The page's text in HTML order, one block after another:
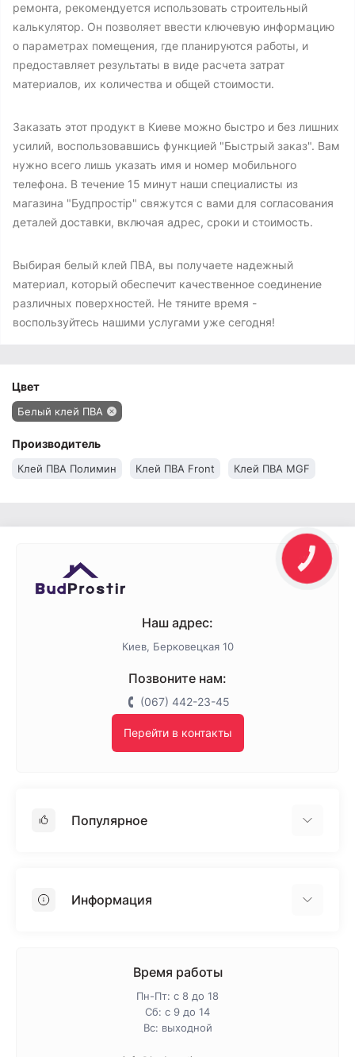
ремонта, рекомендуется использовать строительный
калькулятор. Он позволяет ввести ключевую информацию
о параметрах помещения, где планируются работы, и
предоставляет результаты в виде расчета затрат
материалов, их количества и общей стоимости.
Заказать этот продукт в Киеве можно быстро и без лишних
усилий, воспользовавшись функцией "Быстрый заказ". Вам
нужно всего лишь указать имя и номер мобильного
телефона. В течение 15 минут наши специалисты из
магазина "Будпростір" свяжутся с вами для согласования
деталей доставки, включая адрес, сроки и стоимость.
Выбирая белый клей ПВА, вы получаете надежный
материал, который обеспечит качественное соединение
различных поверхностей. Не тяните время -
воспользуйтесь нашими услугами уже сегодня!
Цвет
Белый клей ПВА
Производитель
Клей ПВА Полимин Клей ПВА Front Клей ПВА MGF
Наш адрес:
Киев, Берковецкая 10
Позвоните нам:
(067) 442-23-45
Перейти в контакты
Популярное
ПенопластИнформация
Политика конфиденциальности
Время работы
Пн-Пт: с 8 до 18
Сб: с 9 до 14
Вс: выходной